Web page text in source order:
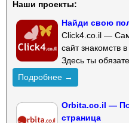
Наши проекты:
Найди свою
Click4.co.il —
сайт знакомств
Здесь ты
Подробнее →
Orbita.co.il —
страница